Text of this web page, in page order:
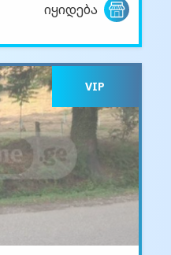
იყიდება
VIP